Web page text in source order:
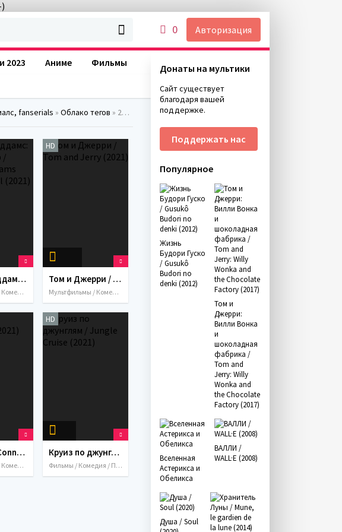
fanserials » Облако тегов » 2021 » Страница 4
Семейка Аддамс: Горящий тур / Untitled Addams Family Sequel (2021)
Мультфильмы / Комедия / Мелодрама / Приключения / Семейный / Ужасы / Фантастика / Фэнтези / США / Великобритания / Канада
HD
Том и Джерри / Tom and Jerry (2021)
Мультфильмы / Комедия / Приключения / Семейный / США / Великобритания / Германия / Франция
На связи / Connected (2021)
Мультфильмы / Комедия / Приключения / Семейный / Фантастика / США / 2021
HD
Круиз по джунглям / Jungle Cruise (2021)
Фильмы / Комедия / Приключения / Фэнтези / США / 2021
2023 Аниме
Фильмы
Донаты на мультики
Сайт существует
благодаря вашей
поддержке.
Поддержать нас
Популярное
Жизнь
Будори Гуско
/ Gusukô
Budori no
denki (2012)
Том и
Джерри:
Вилли Вонка
и
шоколадная
фабрика /
Tom and
Jerry: Willy
Wonka and
the Chocolate
Factory (2017)
Вселенная
Астерикса и
Обеликса
ВАЛЛИ /
WALL·E (2008)
Душа / Soul
0 Авторизация